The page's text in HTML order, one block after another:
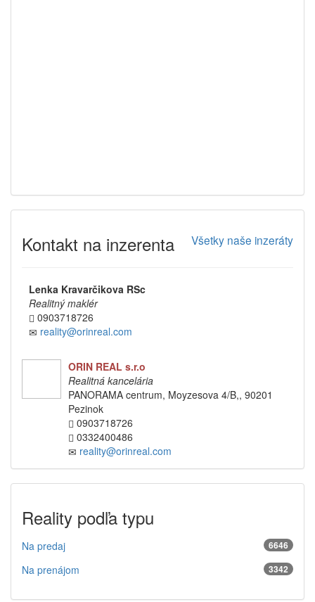
Kontakt na inzerenta Všetky naše inzeráty
Lenka Kravarčikova RSc
Realitný maklér
0903718726
reality@orinreal.com
ORIN REAL s.r.o
Realitná kancelária
PANORAMA centrum, Moyzesova 4/B,, 90201
Pezinok
0903718726
0332400486
reality@orinreal.com
Reality podľa typu
6646
Na predaj
3342
Na prenájom